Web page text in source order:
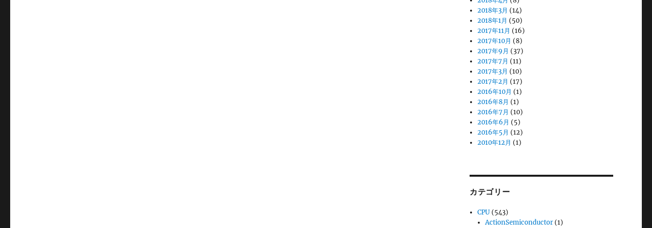
2018年3月 (14)
2018年1月 (50)
2017年11月 (16)
2017年10月 (8)
2017年9月 (37)
2017年7月 (11)
2017年3月 (10)
2017年2月 (17)
2016年10月 (1)
2016年8月 (1)
2016年7月 (10)
2016年6月 (5)
2016年5月 (12)
2010年12月 (1)
カテゴリー
CPU (543)
ActionSemiconductor (1)